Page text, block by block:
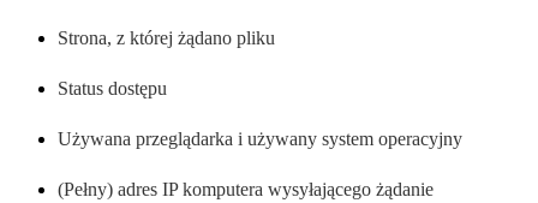
Strona, z której żądano pliku
Status dostępu
Używana przeglądarka i używany system operacyjny
(Pełny) adres IP komputera wysyłającego żądanie